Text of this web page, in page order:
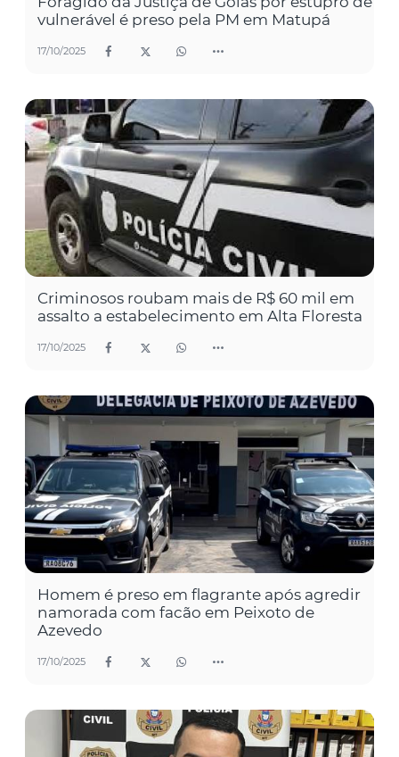
vulnerável é preso pela PM em Matupá
17/10/2025
Criminosos roubam mais de R$ 60 mil em
assalto a estabelecimento em Alta Floresta
17/10/2025
Homem é preso em flagrante após agredir
namorada com facão em Peixoto de
Azevedo
17/10/2025